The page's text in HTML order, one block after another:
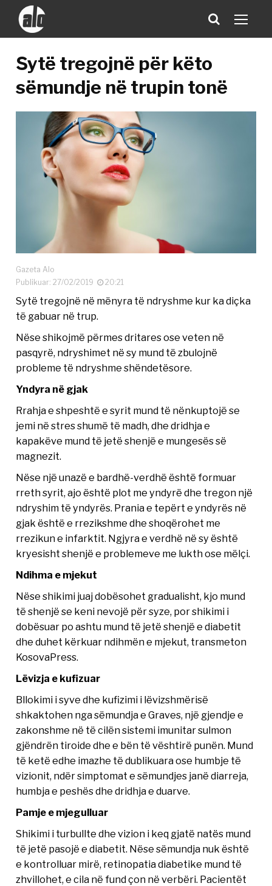
Sytë tregojnë për këto
sëmundje në trupin tonë
Gazeta Alo
Publikuar: 27/02/2019
20:21
Sytë tregojnë në mënyra të ndryshme kur ka diçka
të gabuar në trup.
Nëse shikojmë përmes dritares ose veten në
pasqyrë, ndryshimet në sy mund të zbulojnë
probleme të ndryshme shëndetësore.
Yndyra në gjak
Rrahja e shpeshtë e syrit mund të nënkuptojë se
jemi në stres shumë të madh, dhe dridhja e
kapakëve mund të jetë shenjë e mungesës së
magnezit.
Nëse një unazë e bardhë-verdhë është formuar
rreth syrit, ajo është plot me yndyrë dhe tregon një
ndryshim të yndyrës. Prania e tepërt e yndyrës në
gjak është e rrezikshme dhe shoqërohet me
rrezikun e infarktit. Ngjyra e verdhë në sy është
kryesisht shenjë e problemeve me lukth ose mëlçi.
Ndihma e mjekut
Nëse shikimi juaj dobësohet gradualisht, kjo mund
të shenjë se keni nevojë për syze, por shikimi i
dobësuar po ashtu mund të jetë shenjë e diabetit
dhe duhet kërkuar ndihmën e mjekut, transmeton
KosovaPress.
Lëvizja e kufizuar
Bllokimi i syve dhe kufizimi i lëvizshmërisë
shkaktohen nga sëmundja e Graves, një gjendje e
zakonshme në të cilën sistemi imunitar sulmon
gjëndrën tiroide dhe e bën të vështirë punën. Mund
të ketë edhe imazhe të dublikuara ose humbje të
vizionit, ndër simptomat e sëmundjes janë diarreja,
humbja e peshës dhe dridhja e duarve.
Pamje e mjegulluar
Shikimi i turbullte dhe vizion i keq gjatë natës mund
të jetë pasojë e diabetit. Nëse sëmundja nuk është
e kontrolluar mirë, retinopatia diabetike mund të
zhvillohet, e cila në fund çon në verbëri. Pacientët